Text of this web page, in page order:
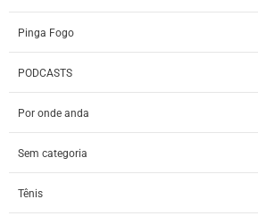
Pinga Fogo
PODCASTS
Por onde anda
Sem categoria
Tênis